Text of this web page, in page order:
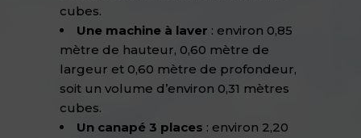
cubes.
Une machine à laver : environ 0,85
mètre de hauteur, 0,60 mètre de
largeur et 0,60 mètre de profondeur,
soit un volume d’environ 0,31 mètres
cubes.
Un canapé 3 places : environ 2,20